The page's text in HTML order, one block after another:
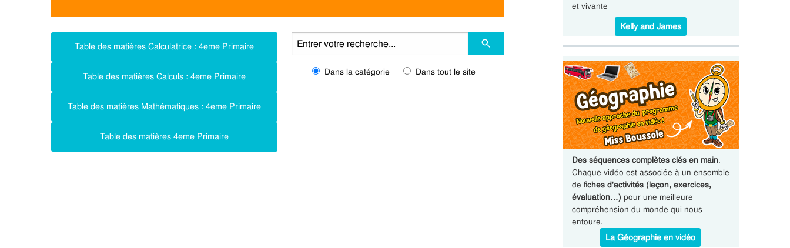
Table des matières Calculatrice : 4eme Primaire
Table des matières Calculs : 4eme Primaire
Table des matières Mathématiques : 4eme Primaire
Table des matières 4eme Primaire
Dans la catégorie Dans tout le site
et vivante
Kelly and James
Des séquences complètes clés en main.
Chaque vidéo est associée à un ensemble
de fiches d'activités (leçon, exercices,
évaluation…) pour une meilleure
compréhension du monde qui nous
entoure.
La Géographie en vidéo